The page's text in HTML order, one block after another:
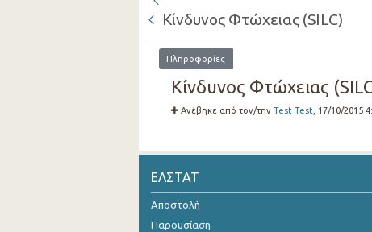
Κίνδυνος Φτώχειας (SILC)
Πληροφορίες
Κίνδυνος Φτώχειας
Ανέβηκε από τον/την Test Test , 17/10/2015
ΕΛΣΤΑΤ
Αποστολή
Παρουσίαση